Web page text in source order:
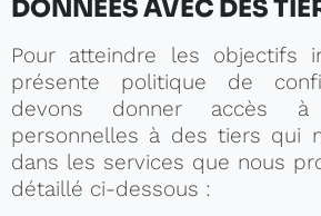
DONNÉES AVEC DES
Pour atteindre les objectifs
présente politique de
devons donner accès à
personnelles à des tiers qui
dans les services que nous
détaillé ci-dessous :